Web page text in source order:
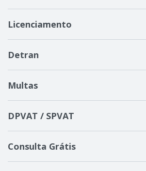
Licenciamento
Detran
Multas
DPVAT / SPVAT
Consulta Grátis